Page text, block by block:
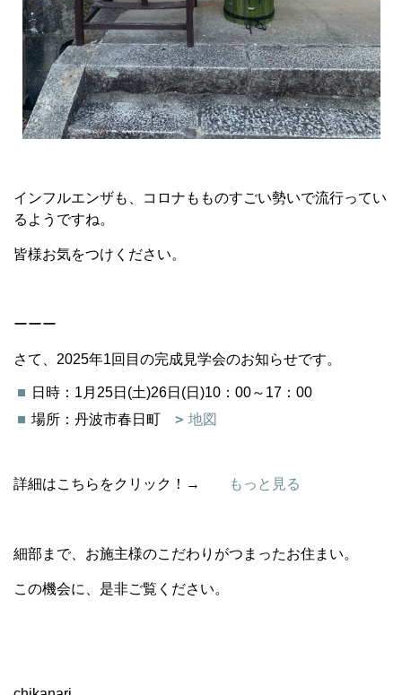
インフルエンザも、コロナもものすごい勢いで流行ってい
るようですね。
皆様お気をつけください。
ーーー
さて、2025年1回目の完成見学会のお知らせです。
日時：1月25日(土)26日(日)10：00～17：00
場所：丹波市春日町
地図
詳細はこちらをクリック！→ もっと見る
細部まで、お施主様のこだわりがつまったお住まい。
この機会に、是非ご覧ください。